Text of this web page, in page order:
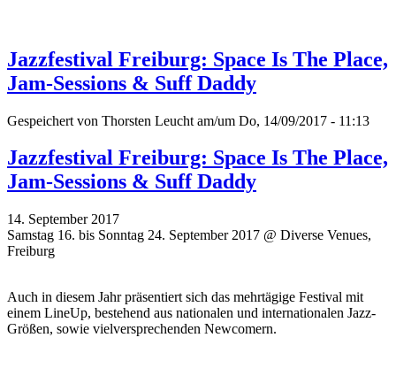
Jazzfestival Freiburg: Space Is The Place,
Jam-Sessions & Suff Daddy
Gespeichert von Thorsten Leucht am/um Do, 14/09/2017 - 11:13
Jazzfestival Freiburg: Space Is The Place,
Jam-Sessions & Suff Daddy
14. September 2017
Samstag 16. bis Sonntag 24. September 2017 @ Diverse Venues,
Freiburg
Auch in diesem Jahr präsentiert sich das mehrtägige Festival mit
einem LineUp, bestehend aus nationalen und internationalen Jazz-
Größen, sowie vielversprechenden Newcomern.